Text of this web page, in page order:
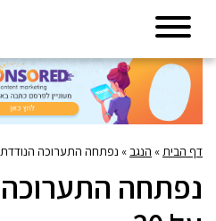
דף הבית» הנגב» נפתחה התערוכה הנודדת 30 על 30